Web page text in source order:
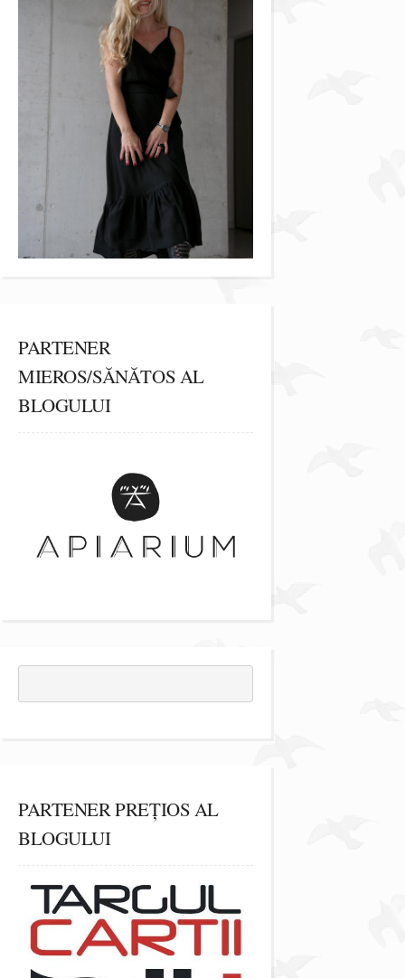
PARTENER
MIEROS/SĂNĂTOS AL
BLOGULUI
PARTENER PREȚIOS AL
BLOGULUI